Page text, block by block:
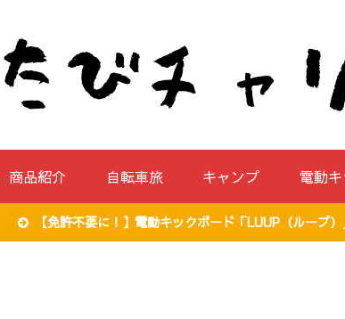
商品紹介 自転車旅 キャンプ 電動
【免許不要に！】電動キックボード「LUUP（ループ